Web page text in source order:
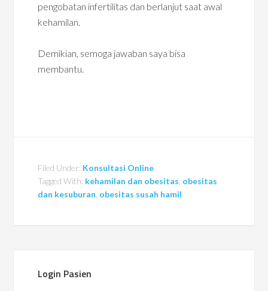
pengobatan infertilitas dan berlanjut saat awal
kehamilan.
Demikian, semoga jawaban saya bisa
membantu.
Filed Under: Konsultasi Online
Tagged With: kehamilan dan obesitas obesitas
dan kesuburan obesitas susah hamil
Login Pasien